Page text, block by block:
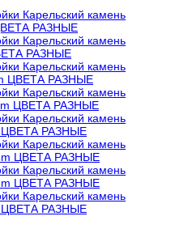
Карельский камень
РАЗНЫЕ
Карельский камень
РАЗНЫЕ
Карельский камень
ЦВЕТА РАЗНЫЕ
Карельский камень
ЦВЕТА РАЗНЫЕ
Карельский камень
ЦВЕТА РАЗНЫЕ
Карельский камень
ЦВЕТА РАЗНЫЕ
Карельский камень
ЦВЕТА РАЗНЫЕ
Карельский камень
ЦВЕТА РАЗНЫЕ